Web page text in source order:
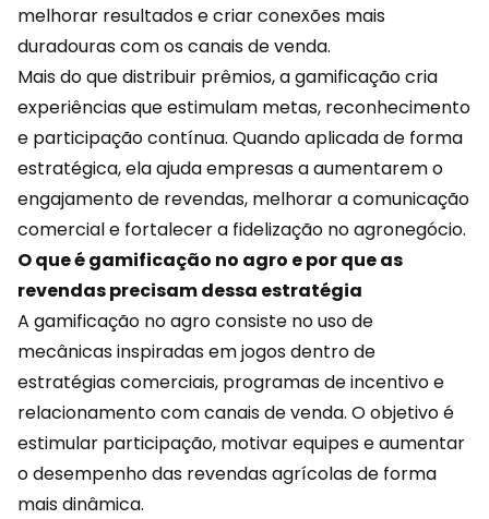
melhorar resultados e criar conexões mais
duradouras com os canais de venda.
Mais do que distribuir prêmios, a gamificação cria
experiências que estimulam metas, reconhecimento
e participação contínua. Quando aplicada de forma
estratégica, ela ajuda empresas a aumentarem o
engajamentode revendas, melhorar a comunicação
comercial e fortalecer a fidelização no agronegócio.
O que é gamificação no agro e por que as
revendas precisam dessa estratégia
A gamificação no agro consiste no uso de
mecânicas inspiradas em jogos dentro de
estratégias comerciais, programas de incentivo e
relacionamento com canais de venda. O objetivo é
estimular participação, motivar equipes e aumentar
o desempenho das revendas agrícolas de forma
mais dinâmica.